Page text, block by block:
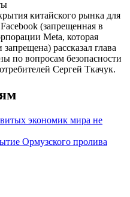
китайского рынка для
(запрещенная в
Meta, которая
рассказал глава
по вопросам безопасности
Сергей Ткачук.
экономик мира не
Ормузского пролива